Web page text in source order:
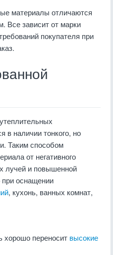
материалы отличаются
Все зависит от марки
покупателя при
в наличии тонкого, но
Таким способом
от негативного
лучей и повышенной
при оснащении
, кухонь, ванных комнат,
хорошо переносит высокие